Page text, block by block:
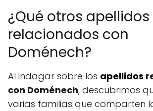
¿Qué otros
relacionados con
Doménech?
Al indagar sobre los apellidos
con Doménech, descubrimos
varias familias que comparten